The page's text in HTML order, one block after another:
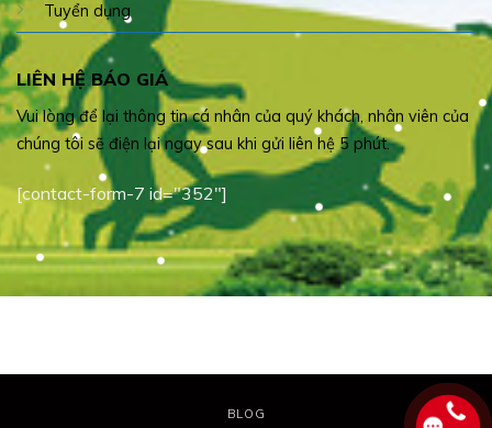
Tuyển dụng
LIÊN HỆ BÁO GIÁ
Vui lòng để lại thông tin cá nhân của quý khách, nhân viên của
chúng tôi sẽ điện lại ngay sau khi gửi liên hệ 5 phút.
[contact-form-7 id="352"]
BLOG